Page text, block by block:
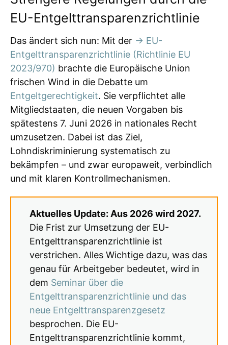
EU-Entgelttransparenzrichtlinie
Das ändert sich nun: Mit der → EU-
Entgelttransparenzrichtlinie (Richtlinie EU
2023/970) brachte die Europäische Union
frischen Wind in die Debatte um
Entgeltgerechtigkeit. Sie verpflichtet alle
Mitgliedstaaten, die neuen Vorgaben bis
spätestens 7. Juni 2026 in nationales Recht
umzusetzen. Dabei ist das Ziel,
Lohndiskriminierung systematisch zu
bekämpfen – und zwar europaweit, verbindlich
und mit klaren Kontrollmechanismen.
Aktuelles Update: Aus 2026 wird 2027.
Die Frist zur Umsetzung der EU-
Entgelttransparenzrichtlinie ist
verstrichen. Alles Wichtige dazu, was das
genau für Arbeitgeber bedeutet, wird in
dem Seminar über die
Entgelttransparenzrichtlinie und das
neue Entgelttransparenzgesetz
besprochen. Die EU-
Entgelttransparenzrichtlinie kommt,